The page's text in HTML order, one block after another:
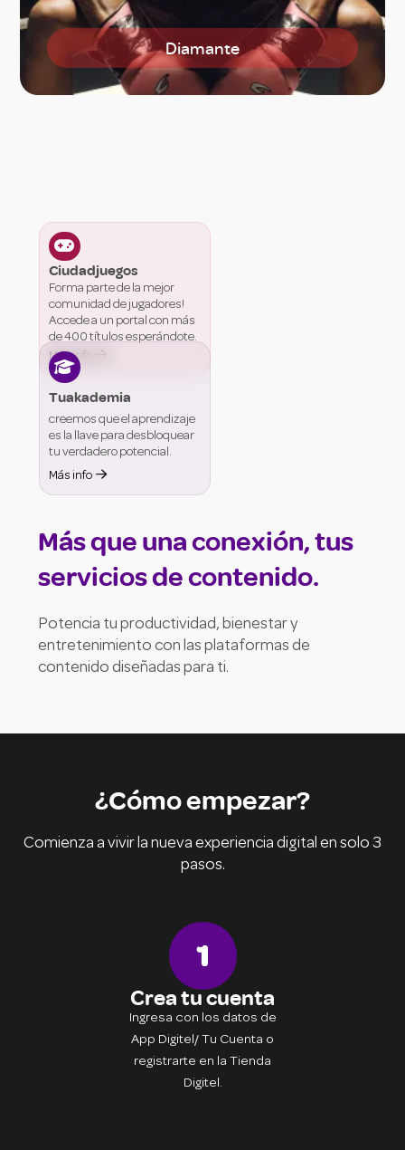
Diamante

Ciudadjuegos
Forma parte de la mejor
comunidad de jugadores!
Accede a un portal con más
de 400 títulos esperándote.
Más info


Tuakademia
creemos que el aprendizaje
es la llave para desbloquear
tu verdadero potencial.
Más info 
Más que una conexión, tus
servicios de contenido.
Potencia tu productividad, bienestar y
entretenimiento con las plataformas de
contenido diseñadas para ti.
¿Cómo empezar?
Comienza a vivir la nueva experiencia digital en solo 3
pasos.
1
Crea tu cuenta
Ingresa con los datos de
App Digitel/ Tu Cuenta o
registrarte en la Tienda
Digitel.